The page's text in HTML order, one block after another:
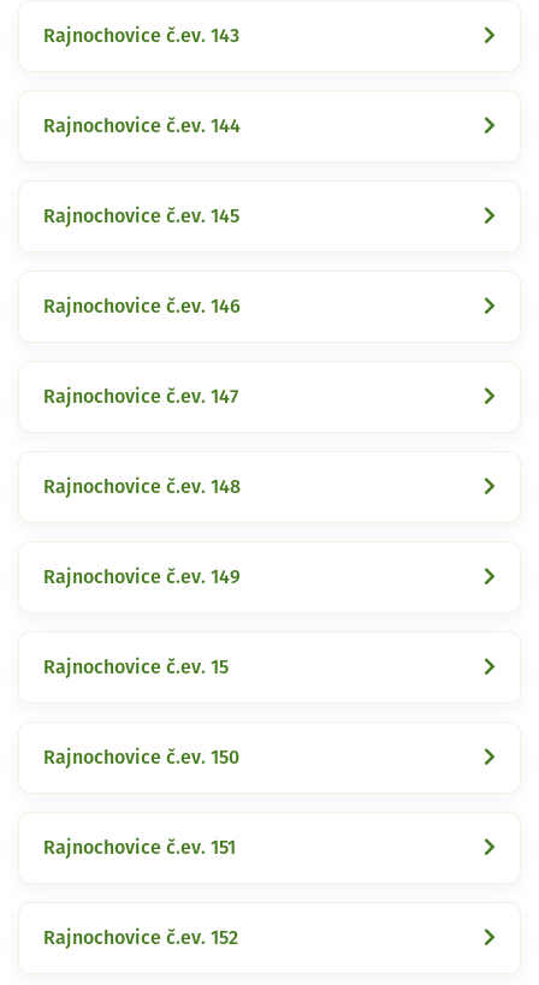
Rajnochovice č.ev. 143
Rajnochovice č.ev. 144
Rajnochovice č.ev. 145
Rajnochovice č.ev. 146
Rajnochovice č.ev. 147
Rajnochovice č.ev. 148
Rajnochovice č.ev. 149
Rajnochovice č.ev. 15
Rajnochovice č.ev. 150
Rajnochovice č.ev. 151
Rajnochovice č.ev. 152